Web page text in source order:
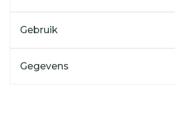
Gebruik
Gegevens